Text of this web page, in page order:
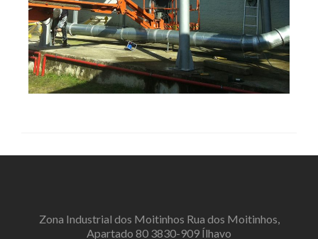
Zona Industrial dos Moitinhos Rua dos Moitinhos,
Apartado 80 3830-909 Ílhavo